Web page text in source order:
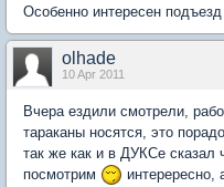
Особенно интересен
olhade
10 Apr 2011
Вчера ездили смотрели,
тараканы носятся, это
так же как и в ДУКСе сказал
посмотрим
интерересно,